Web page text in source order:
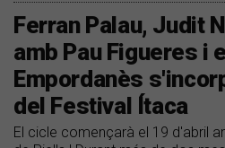
Ferran Palau, Judit
amb Pau Figueres i
Empordanès
del Festival Ítaca
El cicle començarà el 19 d'abril